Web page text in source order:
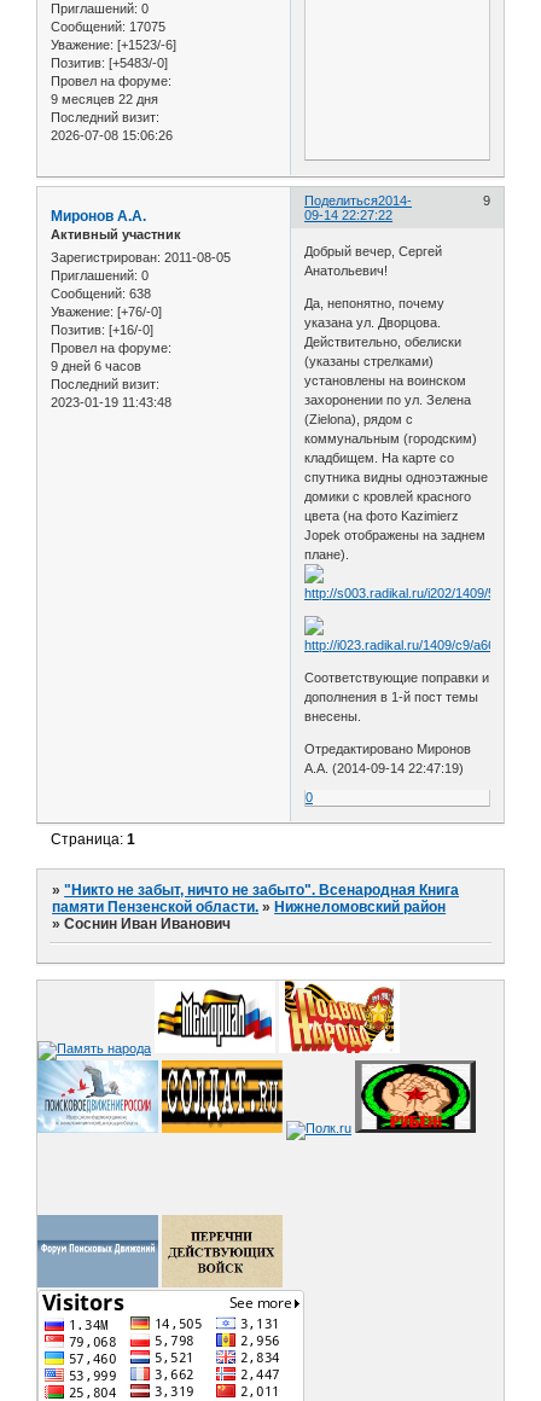
Приглашений: 0
Сообщений: 17075
Уважение: [+1523/-6]
Позитив: [+5483/-0]
Провел на форуме:
9 месяцев 22 дня
Последний визит:
2026-07-08 15:06:26
Поделиться 9
2014-
09-14 22:27:22
Миронов А.А.
Активный участник
Зарегистрирован: 2011-08-05
Приглашений: 0
Сообщений: 638
Уважение: [+76/-0]
Позитив: [+16/-0]
Провел на форуме:
9 дней 6 часов
Последний визит:
2023-01-19 11:43:48
Добрый вечер, Сергей
Анатольевич!
Да, непонятно, почему
указана ул. Дворцова.
Действительно, обелиски
(указаны стрелками)
установлены на воинском
захоронении по ул. Зелена
(Zielona), рядом с
коммунальным (городским)
кладбищем. На карте со
спутника видны одноэтажные
домики с кровлей красного
цвета (на фото Kazimierz
Jopek отображены на заднем
плане).
Соответствующие поправки и
дополнения в 1-й пост темы
внесены.
Отредактировано Миронов
А.А. (2014-09-14 22:47:19)
0
Страница:1
»"Никто не забыт, ничто не забыто". Всенародная Книга
памяти Пензенской области. » Нижнеломовский район
»Соснин Иван Иванович